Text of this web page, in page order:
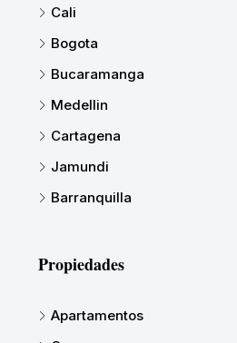
Cali
Bogota
Bucaramanga
Medellin
Cartagena
Jamundi
Barranquilla
Propiedades
Apartamentos